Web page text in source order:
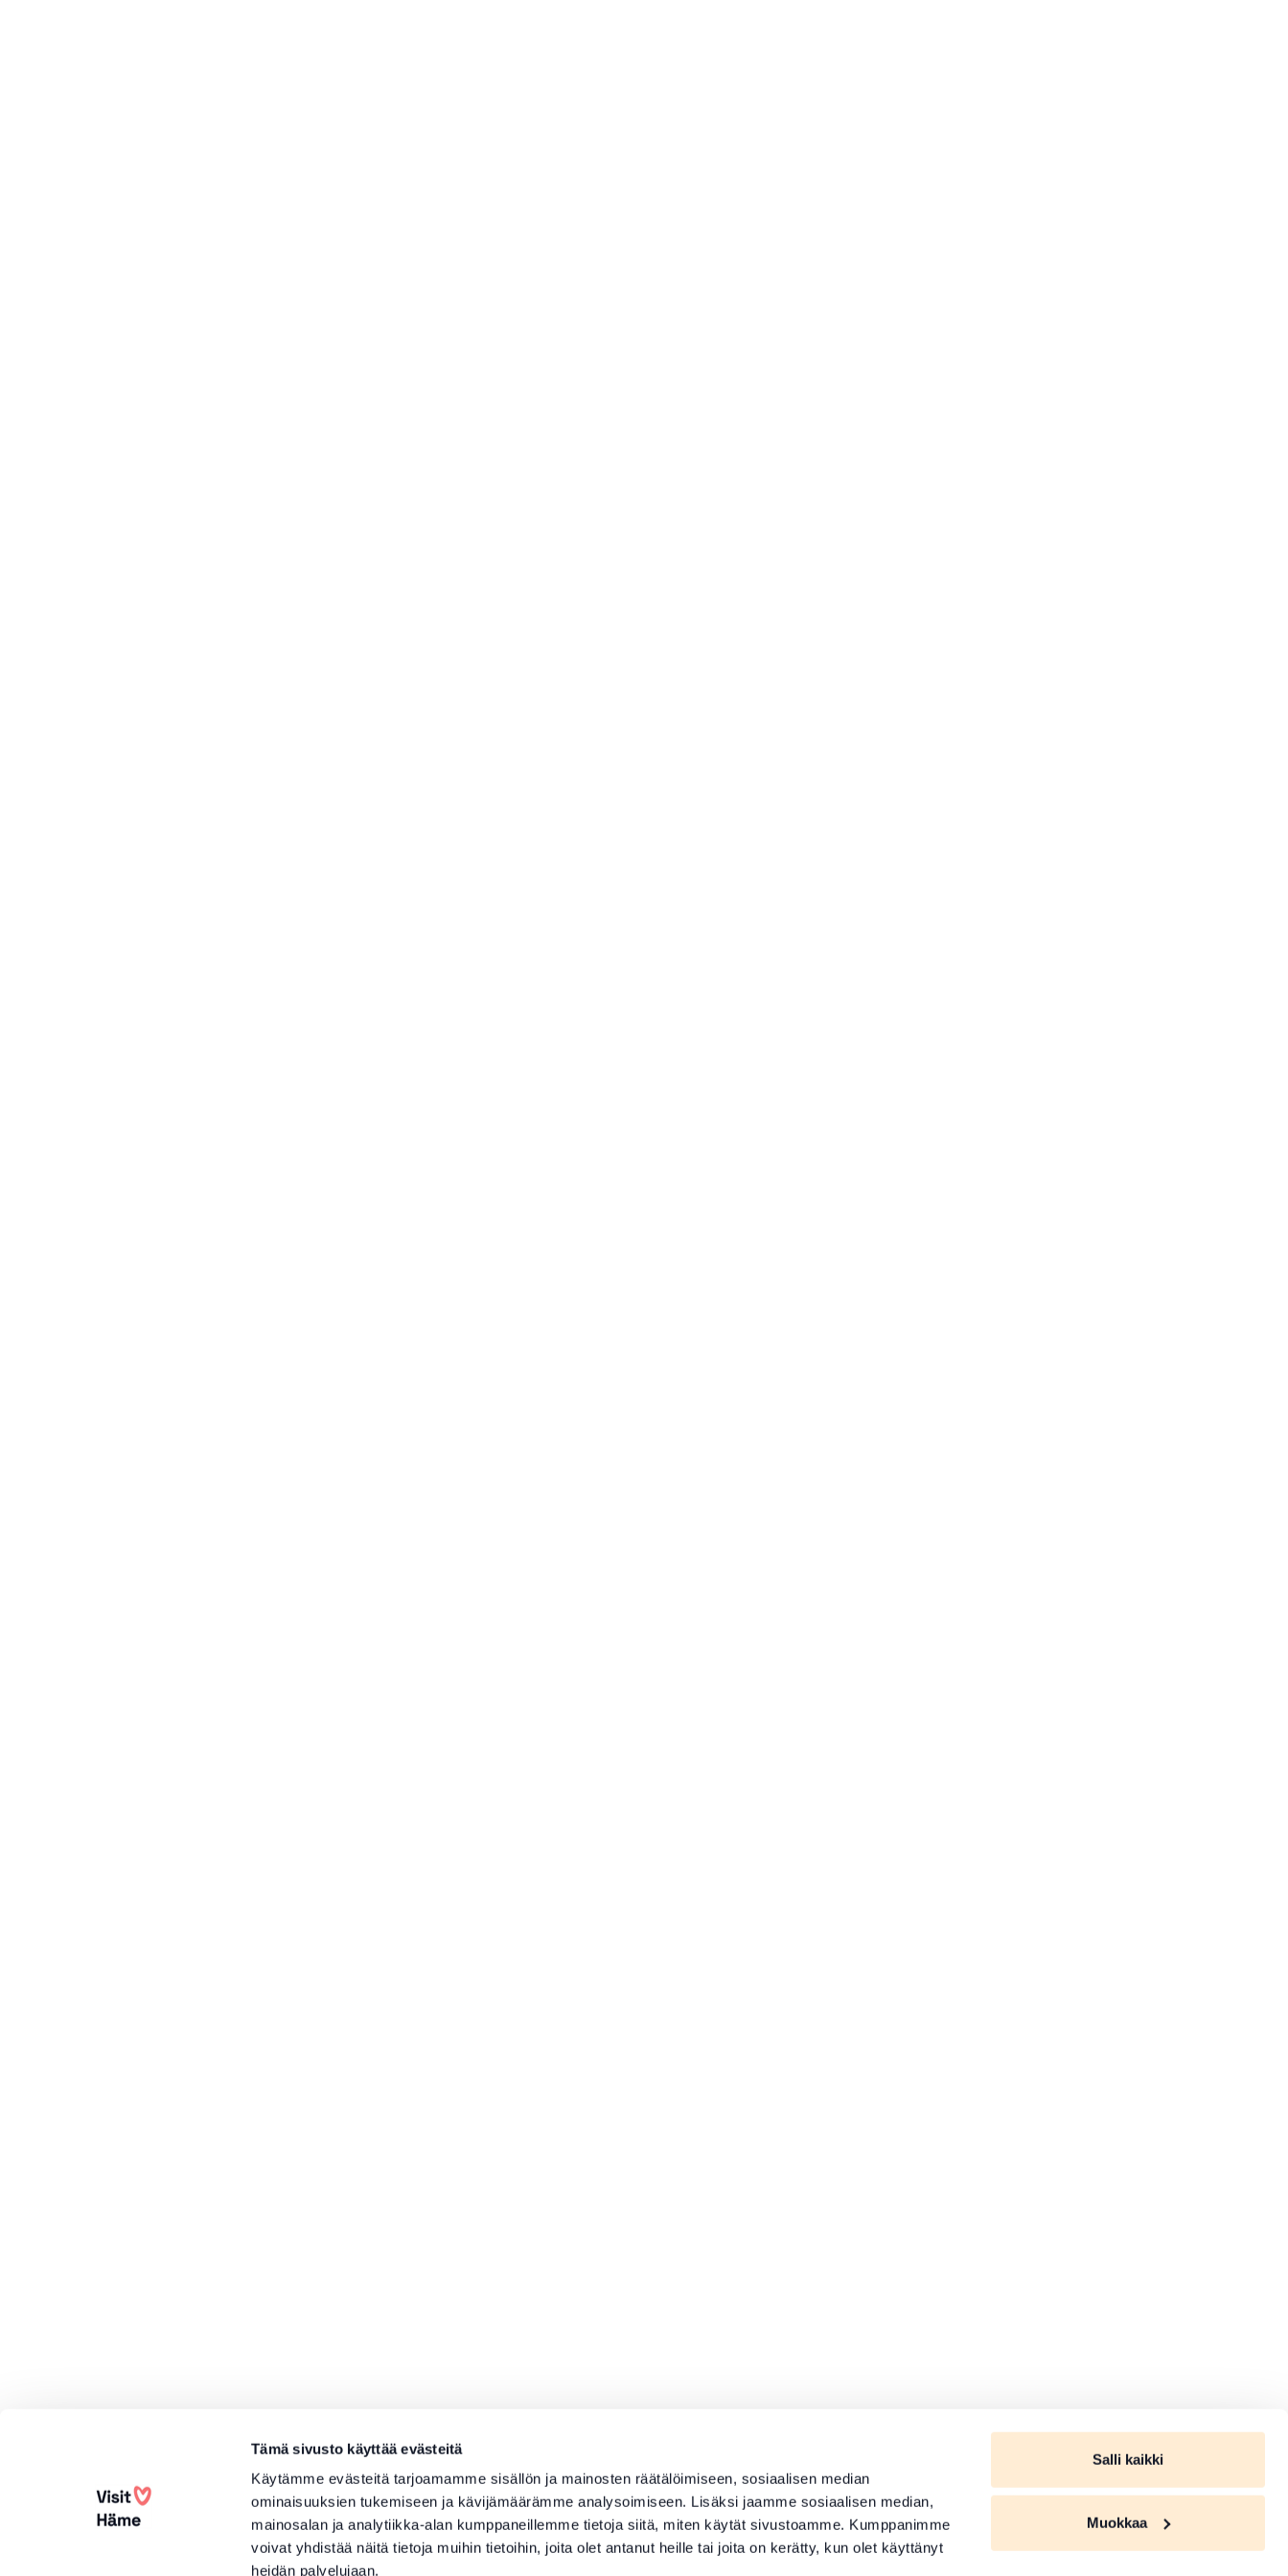
Tämä sivusto käyttää evästeitä
Käytämme evästeitä tarjoamamme sisällön ja mainosten räätälöimiseen, sosiaalisen median
ominaisuuksien tukemiseen ja kävijämäärämme analysoimiseen. Lisäksi jaamme sosiaalisen median,
mainosalan ja analytiikka-alan kumppaneillemme tietoja siitä, miten käytät sivustoamme. Kumppanimme
voivat yhdistää näitä tietoja muihin tietoihin, joita olet antanut heille tai joita on kerätty, kun olet käyttänyt
heidän palvelujaan.
Salli kaikki
Muokkaa